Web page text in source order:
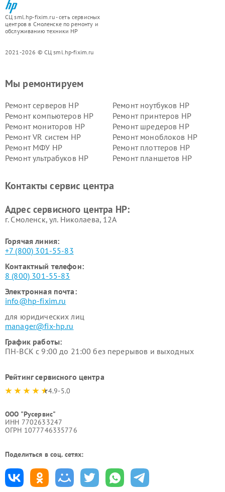
СЦ sml.hp-fixim.ru - сеть сервисных
центров в Смоленске по ремонту и
обслуживанию техники HP
2021-2026 © СЦ sml.hp-fixim.ru
Мы ремонтируем
Ремонт серверов HP
Ремонт ноутбуков HP
Ремонт компьютеров HP
Ремонт принтеров HP
Ремонт мониторов HP
Ремонт шредеров HP
Ремонт VR систем HP
Ремонт моноблоков HP
Ремонт МФУ HP
Ремонт плоттеров HP
Ремонт ультрабуков HP
Ремонт планшетов HP
Контакты сервис центра
Адрес сервисного центра HP:
г. Смоленск, ул. Николаева, 12А
Горячая линия:
+7 (800) 301-55-83
Контактный телефон:
8 (800) 301-55-83
Электронная почта:
info@hp-fixim.ru
для юридических лиц
manager@fix-hp.ru
График работы:
ПН-ВСК с 9:00 до 21:00 без перерывов и выходных
Рейтинг сервисного центра
4.9-5.0
ООО "Русервис"
ИНН 7702633247
ОГРН 1077746335776
Поделиться в соц. сетях: